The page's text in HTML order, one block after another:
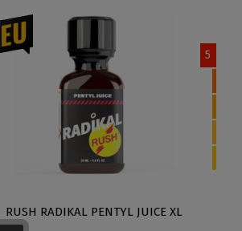
5
RUSH RADIKAL PENTYL JUICE XL